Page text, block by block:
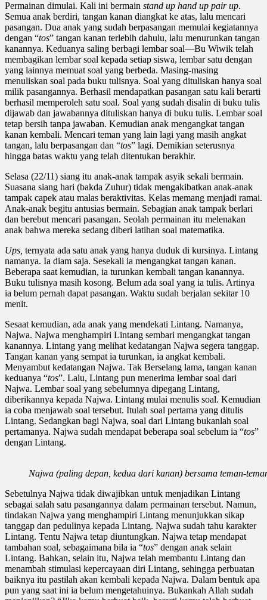
Permainan dimulai. Kali ini bermain stand up hand up pair up.
Semua anak berdiri, tangan kanan diangkat ke atas, lalu mencari
pasangan. Dua anak yang sudah berpasangan memulai kegiatannya
dengan “tos” tangan kanan terlebih dahulu, lalu menurunkan tangan
kanannya. Keduanya saling berbagi lembar soal—Bu Wiwik telah
membagikan lembar soal kepada setiap siswa, lembar satu dengan
yang lainnya memuat soal yang berbeda. Masing-masing
menuliskan soal pada buku tulisnya. Soal yang dituliskan hanya soal
milik pasangannya. Berhasil mendapatkan pasangan satu kali berarti
berhasil memperoleh satu soal. Soal yang sudah disalin di buku tulis
dijawab dan jawabannya dituliskan hanya di buku tulis. Lembar soal
tetap bersih tanpa jawaban. Kemudian anak mengangkat tangan
kanan kembali. Mencari teman yang lain lagi yang masih angkat
tangan, lalu berpasangan dan “tos” lagi. Demikian seterusnya
hingga batas waktu yang telah ditentukan berakhir.
Selasa (22/11) siang itu anak-anak tampak asyik sekali bermain.
Suasana siang hari (bakda Zuhur) tidak mengakibatkan anak-anak
tampak capek atau malas beraktivitas. Kelas memang menjadi ramai.
Anak-anak begitu antusias bermain. Sebagian anak tampak berlari
dan berebut mencari pasangan. Seolah permainan itu melenakan
anak bahwa mereka sedang diberi latihan soal matematika.
Ups, ternyata ada satu anak yang hanya duduk di kursinya. Lintang
namanya. Ia diam saja. Sesekali ia mengangkat tangan kanan.
Beberapa saat kemudian, ia turunkan kembali tangan kanannya.
Buku tulisnya masih kosong. Belum ada soal yang ia tulis. Artinya
ia belum pernah dapat pasangan. Waktu sudah berjalan sekitar 10
menit.
Sesaat kemudian, ada anak yang mendekati Lintang. Namanya,
Najwa. Najwa menghampiri Lintang sembari mengangkat tangan
kanannya. Lintang yang melihat kedatangan Najwa segera tanggap.
Tangan kanan yang sempat ia turunkan, ia angkat kembali.
Menyambut kedatangan Najwa. Tak Berselang lama, tangan kanan
keduanya “tos”. Lalu, Lintang pun menerima lembar soal dari
Najwa. Lembar soal yang sebelumnya dipegang Lintang,
diberikannya kepada Najwa. Lintang mulai menulis soal. Kemudian
ia coba menjawab soal tersebut. Itulah soal pertama yang ditulis
Lintang. Sedangkan bagi Najwa, soal dari Lintang bukanlah soal
pertamanya. Najwa sudah mendapat beberapa soal sebelum ia “tos”
dengan Lintang.
Najwa (paling depan, kedua dari kanan) bersama teman-
Sebetulnya Najwa tidak diwajibkan untuk menjadikan Lintang
sebagai salah satu pasangannya dalam permainan tersebut. Namun,
tindakan Najwa yang menghampiri Lintang menunjukkan sikap
tanggap dan pedulinya kepada Lintang. Najwa sudah tahu karakter
Lintang. Tentu Najwa tetap diuntungkan. Najwa tetap mendapat
tambahan soal, sebagaimana bila ia “tos” dengan anak selain
Lintang. Bahkan, selain itu, Najwa telah membantu Lintang dan
menambah stimulasi kepercayaan diri Lintang, sehingga perbuatan
baiknya itu pastilah akan kembali kepada Najwa. Dalam bentuk apa
pun yang saat ini ia belum mengetahuinya. Bukankah Allah sudah